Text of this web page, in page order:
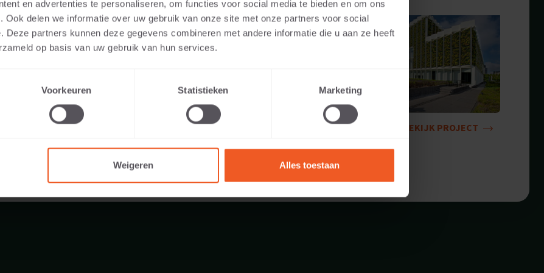
en advertenties te personaliseren, om functies voor social media te bieden en om ons
Ook delen we informatie over uw gebruik van onze site met onze partners voor social
Deze partners kunnen deze gegevens combineren met andere informatie die u aan ze heeft
op basis van uw gebruik van hun services.
Voorkeuren Statistieken Marketing
Weigeren Alles toestaan
BEKIJK PROJECT